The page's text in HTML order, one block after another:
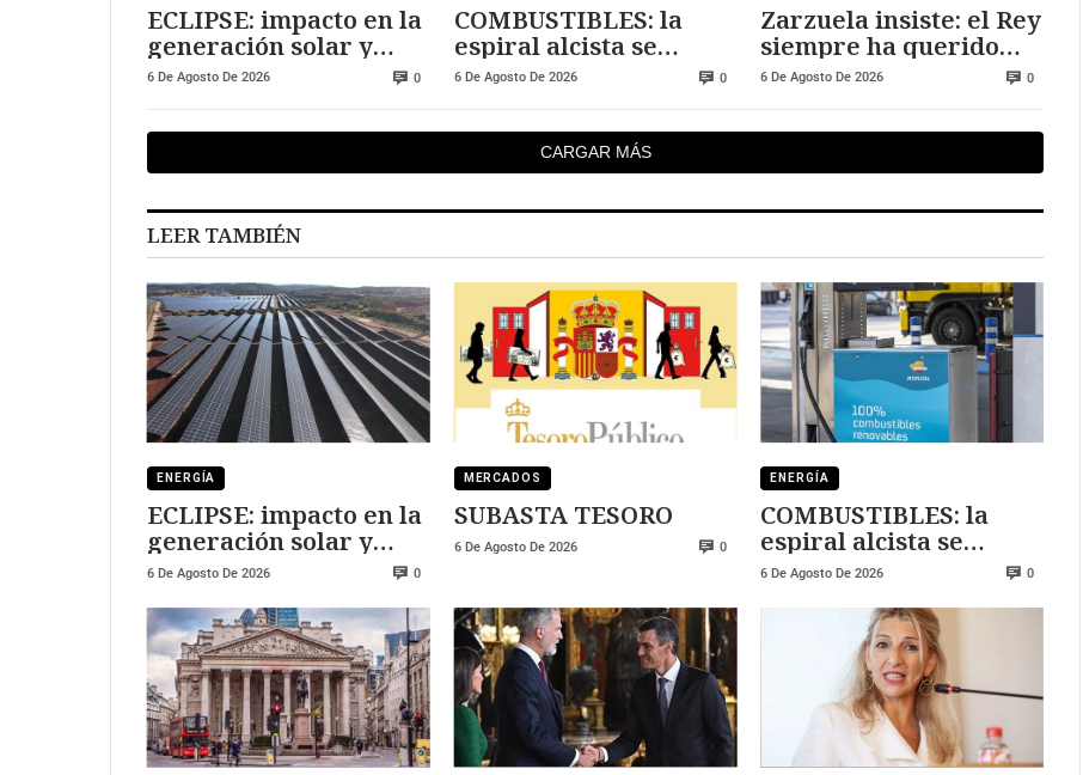
ECLIPSE: impacto en la
generación solar y
fotovoltaica
6 De Agosto De 2026 0
COMBUSTIBLES: la
espiral alcista se
mantiene
6 De Agosto De 2026 0
Zarzuela insiste: el Rey
siempre ha querido
visitar Ceuta y Melilla
6 De Agosto De 2026 0
CARGAR MÁS
LEER TAMBIÉN
ENERGÍA
ECLIPSE: impacto en la
generación solar y
fotovoltaica
6 De Agosto De 2026 0
MERCADOS
SUBASTA TESORO
6 De Agosto De 2026 0
ENERGÍA
COMBUSTIBLES: la
espiral alcista se
mantiene
6 De Agosto De 2026 0